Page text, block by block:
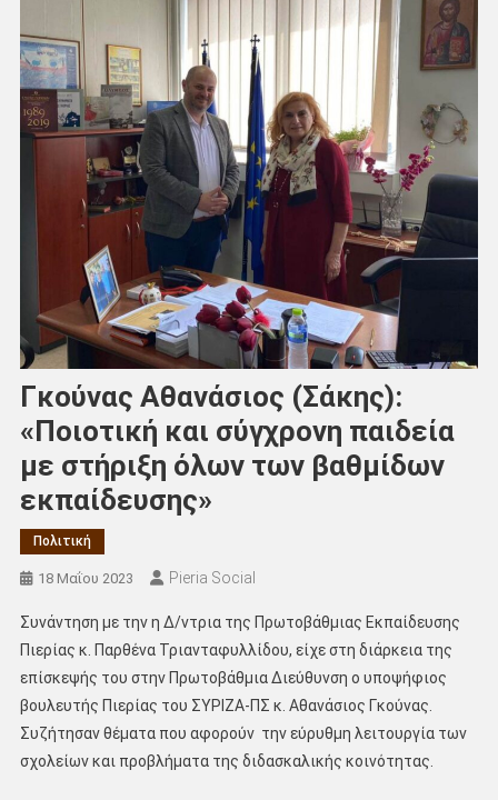
Γκούνας Αθανάσιος (Σάκης):
«Ποιοτική και σύγχρονη παιδεία
με στήριξη όλων των βαθμίδων
εκπαίδευσης»
Πολιτική
18 Μαΐου 2023 Pieria Social
Συνάντηση με την η Δ/ντρια της Πρωτοβάθμιας Εκπαίδευσης
Πιερίας κ. Παρθένα Τριανταφυλλίδου, είχε στη διάρκεια της
επίσκεψής του στην Πρωτοβάθμια Διεύθυνση ο υποψήφιος
βουλευτής Πιερίας του ΣΥΡΙΖΑ-ΠΣ κ. Αθανάσιος Γκούνας.
Συζήτησαν θέματα που αφορούν την εύρυθμη λειτουργία των
σχολείων και προβλήματα της διδασκαλικής κοινότητας.